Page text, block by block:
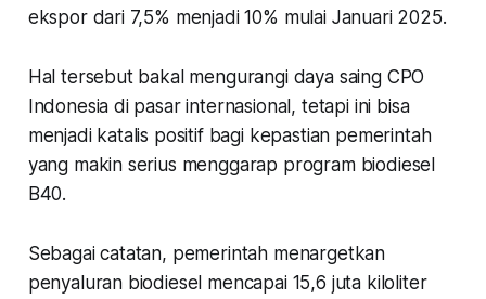
ekspor dari 7,5% menjadi 10% mulai Januari 2025.
Hal tersebut bakal mengurangi daya saing CPO
Indonesia di pasar internasional, tetapi ini bisa
menjadi katalis positif bagi kepastian pemerintah
yang makin serius menggarap program biodiesel
B40.
Sebagai catatan, pemerintah menargetkan
penyaluran biodiesel mencapai 15,6 juta kiloliter